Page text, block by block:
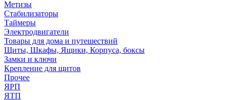
Метизы
Стабилизаторы
Таймеры
Электродвигатели
Товары для дома и путешествий
Щиты, Шкафы, Ящики, Корпуса, боксы
Замки и ключи
Крепление для щитов
Прочее
ЯРП
ЯТП